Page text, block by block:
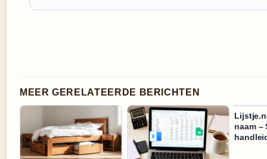
MEER GERELATEERDE BERICHTEN
naam –